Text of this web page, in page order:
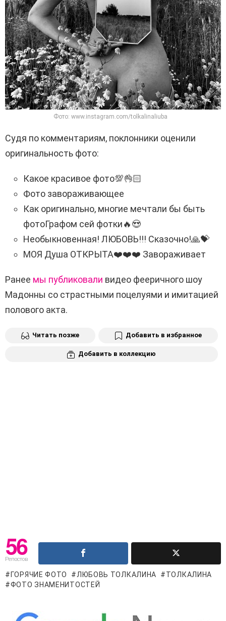
Фото: www.instagram.com/tolkalinaliubа
Судя по комментариям, поклонники оценили
оригинальность фото:
Какое красивое фото💯👌🏻
Фото завораживающее
Как оригинально, многие мечтали бы быть
фотоГрафом сей фотки🔥😍
Необыкновенная! ЛЮБОВЬ!!! Сказочно!🙏💝
МОЯ Душа ОТКРЫТА❤️❤️❤️ Завораживает
Ранее мы публиковали видео фееричного шоу
Мадонны со страстными поцелуями и имитацией
полового акта.
Читать позже Добавить в избранное
Добавить в коллекцию
56
Репостов
ГОРЯЧИЕ ФОТО ЛЮБОВЬ ТОЛКАЛИНА
ТОЛКАЛИНА
ФОТО ЗНАМЕНИТОСТЕЙ